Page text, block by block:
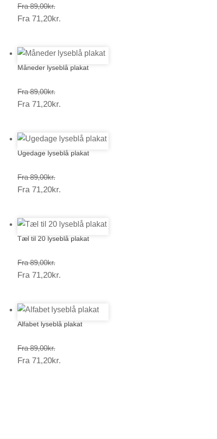
Fra 89,00kr.Prisinterval:
89,00kr.
Fra 71,20kr.
Måneder lyseblå plakat
Fra 89,00kr.Prisinterval:
89,00kr.
Fra 71,20kr.
Ugedage lyseblå plakat
Fra 89,00kr.Prisinterval:
89,00kr.
Fra 71,20kr.
Tæl til 20 lyseblå plakat
Fra 89,00kr.Prisinterval:
89,00kr.
Fra 71,20kr.
Alfabet lyseblå plakat
Fra 89,00kr.Prisinterval:
89,00kr.
Fra 71,20kr.